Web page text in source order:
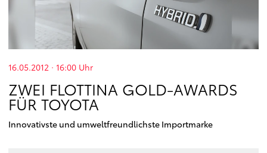
16.05.2012 · 16:00 Uhr
ZWEI FLOTTINA GOLD-AWARDS
FÜR TOYOTA
Innovativste und umweltfreundlichste Importmarke